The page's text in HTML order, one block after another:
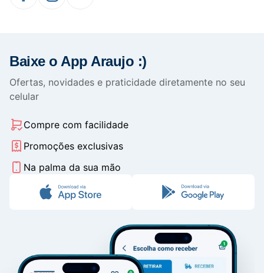
Baixe o App Araujo :)
Ofertas, novidades e praticidade diretamente no seu
celular
Compre com facilidade
Promoções exclusivas
Na palma da sua mão